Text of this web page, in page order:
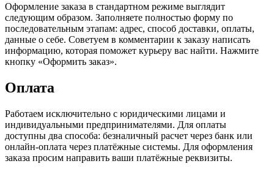
Оформление заказа в стандартном режиме выглядит
следующим образом. Заполняете полностью форму по
последовательным этапам: адрес, способ доставки, оплаты,
данные о себе. Советуем в комментарии к заказу написать
информацию, которая поможет курьеру вас найти. Нажмите
кнопку «Оформить заказ».
Оплата
Работаем исключительно с юридическими лицами и
индивидуальными предпринимателями. Для оплаты
доступны два способа: безналичный расчет через банк или
онлайн-оплата через платёжные системы. Для оформления
заказа просим направить ваши платёжные реквизиты.